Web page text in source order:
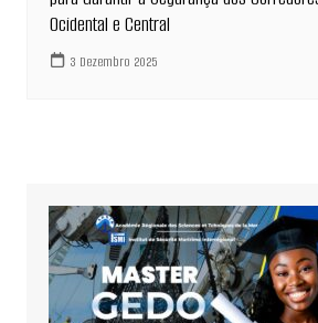
Ocidental e Central
3 Dezembro 2025